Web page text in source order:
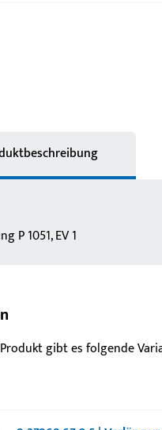
P 1051, EV 1
gibt es folgende